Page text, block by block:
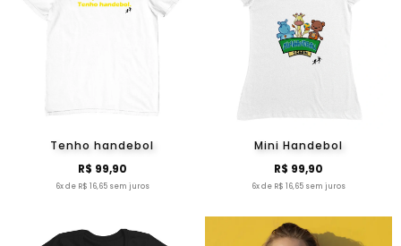
Tenho handebol
R$ 99,90
6x de R$ 16,65 sem juros
Mini Handebol
R$ 99,90
6x de R$ 16,65 sem juros